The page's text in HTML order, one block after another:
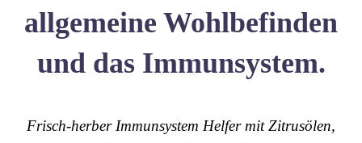
allgemeine Wohlbefinden
und das Immunsystem.
Frisch-herber Immunsystem Helfer mit Zitrusölen,